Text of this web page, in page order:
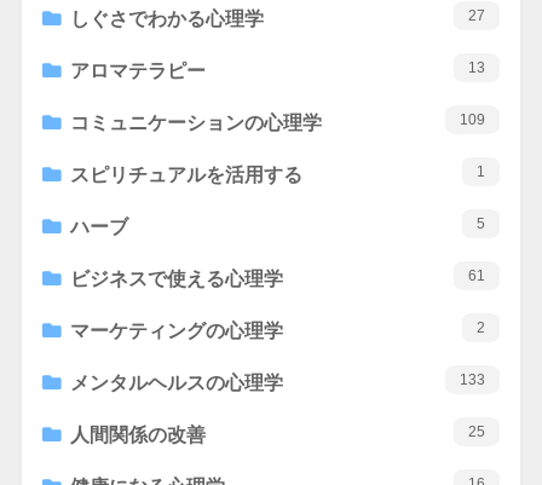
しぐさでわかる心理学 27
アロマテラピー 13
コミュニケーションの心理学 109
スピリチュアルを活用する 1
ハーブ 5
ビジネスで使える心理学 61
マーケティングの心理学 2
メンタルヘルスの心理学 133
人間関係の改善 25